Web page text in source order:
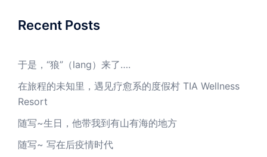
Recent Posts
于是，“狼”（lang）来了….
在旅程的未知里，遇见疗愈系的度假村 TIA Wellness
Resort
随写~生日，他带我到有山有海的地方
随写~ 写在后疫情时代